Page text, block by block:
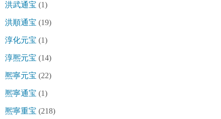
洪武通宝 (1)
洪順通宝 (19)
淳化元宝 (1)
淳熈元宝 (14)
熈寧元宝 (22)
熈寧通宝 (1)
熈寧重宝 (218)